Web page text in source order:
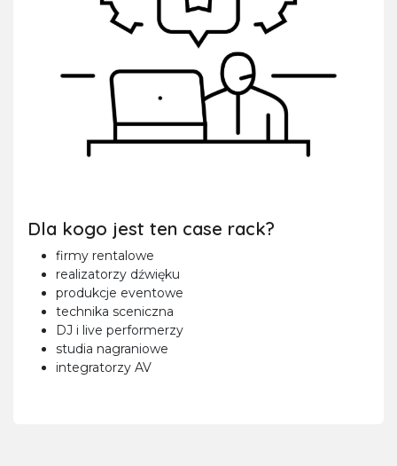
Dla kogo jest ten case rack?
firmy rentalowe
realizatorzy dźwięku
produkcje eventowe
technika sceniczna
DJ i live performerzy
studia nagraniowe
integratorzy AV